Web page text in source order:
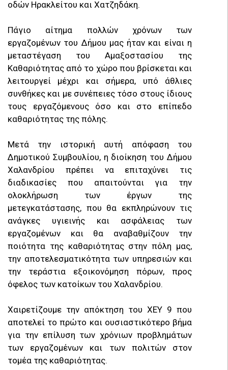
οδών Ηρακλείτου και Χατζηδάκη.
Πάγιο αίτημα πολλών χρόνων των
εργαζομένων του Δήμου μας ήταν και είναι η
μεταστέγαση του Αμαξοστασίου της
Καθαριότητας από το χώρο που βρίσκεται και
λειτουργεί μέχρι και σήμερα, υπό άθλιες
συνθήκες και με συνέπειες τόσο στους ίδιους
τους εργαζόμενους όσο και στο επίπεδο
καθαριότητας της πόλης.
Μετά την ιστορική αυτή απόφαση του
Δημοτικού Συμβουλίου, η διοίκηση του Δήμου
Χαλανδρίου πρέπει να επιταχύνει τις
διαδικασίες που απαιτούνται για την
ολοκλήρωση των έργων της
μετεγκατάστασης, που θα εκπληρώνουν τις
ανάγκες υγιεινής και ασφάλειας των
εργαζομένων και θα αναβαθμίζουν την
ποιότητα της καθαριότητας στην πόλη μας,
την αποτελεσματικότητα των υπηρεσιών και
την τεράστια εξοικονόμηση πόρων, προς
όφελος των κατοίκων του Χαλανδρίου.
Χαιρετίζουμε την απόκτηση του ΧΕΥ 9 που
αποτελεί το πρώτο και ουσιαστικότερο βήμα
για την επίλυση των χρόνιων προβλημάτων
των εργαζομένων και των πολιτών στον
τομέα της καθαριότητας.